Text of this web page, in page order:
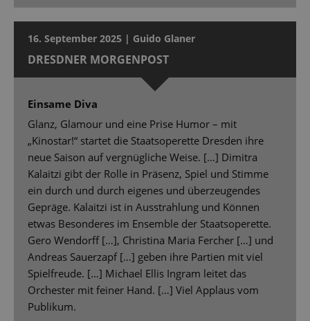
16. September 2025 | Guido Glaner
DRESDNER MORGENPOST
Einsame Diva
Glanz, Glamour und eine Prise Humor – mit
„Kinostar!“ startet die Staatsoperette Dresden ihre
neue Saison auf vergnügliche Weise. […] Dimitra
Kalaitzi gibt der Rolle in Präsenz, Spiel und Stimme
ein durch und durch eigenes und überzeugendes
Gepräge. Kalaitzi ist in Ausstrahlung und Können
etwas Besonderes im Ensemble der Staatsoperette.
Gero Wendorff […], Christina Maria Fercher […] und
Andreas Sauerzapf […] geben ihre Partien mit viel
Spielfreude. […] Michael Ellis Ingram leitet das
Orchester mit feiner Hand. […] Viel Applaus vom
Publikum.